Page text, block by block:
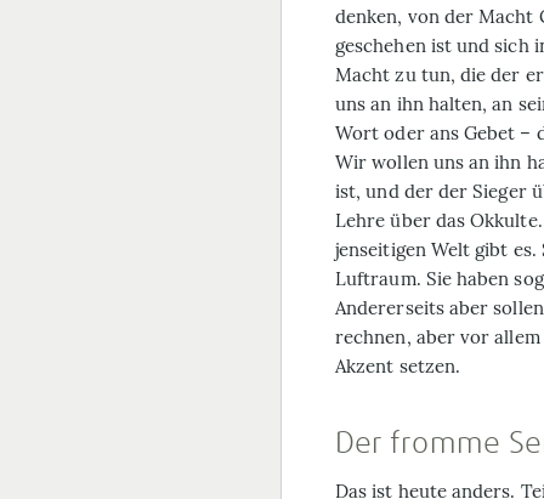
denken, von der Macht
geschehen ist und
Macht zu tun, die der
uns an ihn halten, an
Wort oder ans Gebet –
Wir wollen uns an ihn
ist, und der der Sieger
Lehre über das
jenseitigen Welt gibt
Luftraum. Sie haben
Andererseits aber
rechnen, aber vor
Akzent setzen.
Der fromme
Das ist heute anders.